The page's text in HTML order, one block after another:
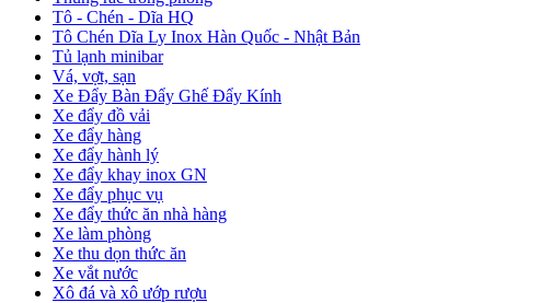
Tô - Chén - Dĩa HQ
Tô Chén Dĩa Ly Inox Hàn Quốc - Nhật Bản
Tủ lạnh minibar
Vá, vợt, sạn
Xe Đẩy Bàn Đẩy Ghế Đẩy Kính
Xe đẩy đồ vải
Xe đẩy hàng
Xe đẩy hành lý
Xe đẩy khay inox GN
Xe đẩy phục vụ
Xe đẩy thức ăn nhà hàng
Xe làm phòng
Xe thu dọn thức ăn
Xe vắt nước
Xô đá và xô ướp rượu